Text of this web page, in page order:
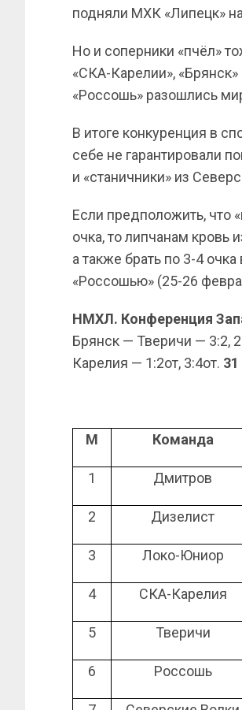
подняли МХК «Липецк»
Но и соперники «пчёл»
«СКА-Карелии»,
«Россошь» разошлись
В итоге конкуренция в
себе не гарантировали
и «станичники» из
Если предположить, что
очка, то липчанам кровь
а также брать по 3-4
«Россошью» (25-26
НМХЛ. Конференция
Брянск — Тверичи — 3:2,
Карелия — 1:2от, 3:4от.
М Команда
1 Дмитров
2 Дизелист
3 Локо-Юниор
4 СКА-Карелия
5 Тверичи
6 Россошь